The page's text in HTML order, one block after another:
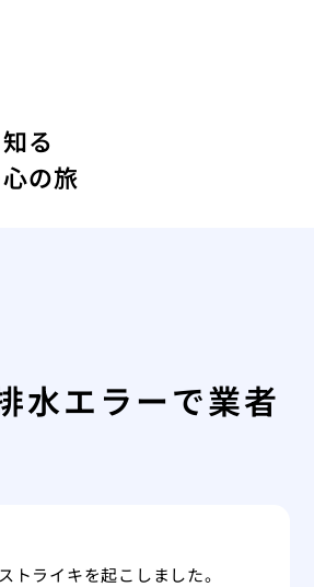
る
の旅
水エラーで業者
ライキを起こしました。